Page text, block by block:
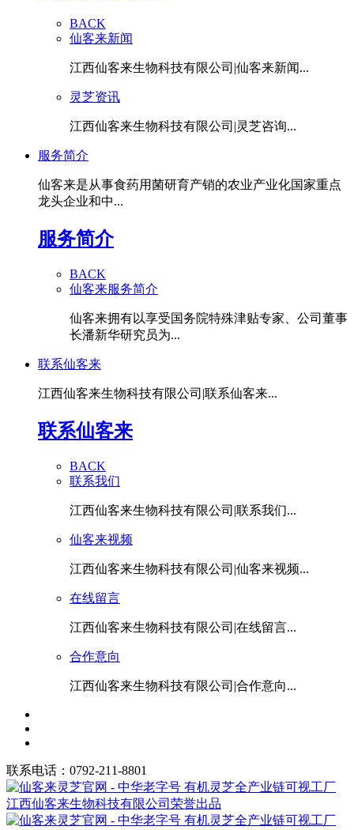
BACK
仙客来新闻
江西仙客来生物科技有限公司|仙客来新闻...
灵芝资讯
江西仙客来生物科技有限公司|灵芝咨询...
服务简介
仙客来是从事食药用菌研育产销的农业产业化国家重点
龙头企业和中...
服务简介
BACK
仙客来服务简介
仙客来拥有以享受国务院特殊津贴专家、公司董事
长潘新华研究员为...
联系仙客来
江西仙客来生物科技有限公司|联系仙客来...
联系仙客来
BACK
联系我们
江西仙客来生物科技有限公司|联系我们...
仙客来视频
江西仙客来生物科技有限公司|仙客来视频...
在线留言
江西仙客来生物科技有限公司|在线留言...
合作意向
江西仙客来生物科技有限公司|合作意向...
联系电话：0792-211-8801